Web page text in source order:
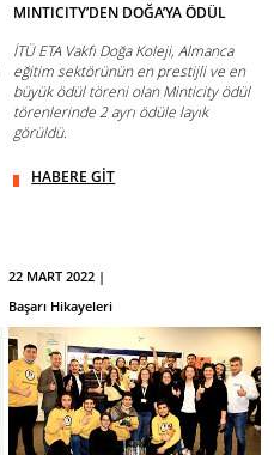
MINTICITY’DEN DOĞA’YA ÖDÜL
İTÜ ETA Vakfı Doğa Koleji, Almanca
eğitim sektörünün en prestijli ve en
büyük ödül töreni olan Minticity ödül
törenlerinde 2 ayrı ödüle layık
görüldü.
HABERE GİT
22 MART 2022 |
Başarı Hikayeleri